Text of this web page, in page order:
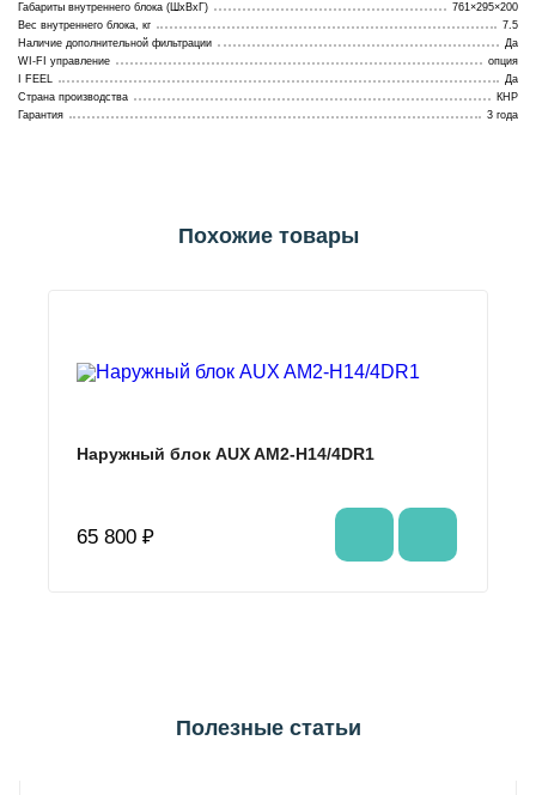
Габариты внутреннего блока (ШхВхГ)
761×295×200
Вес внутреннего блока, кг
7.5
Наличие дополнительной фильтрации
Да
WI-FI управление
опция
I FEEL
Да
Страна производства
КНР
Гарантия
3 года
Похожие товары
Наружный блок AUX AM2-H14/4DR1
65 800 ₽
Полезные статьи